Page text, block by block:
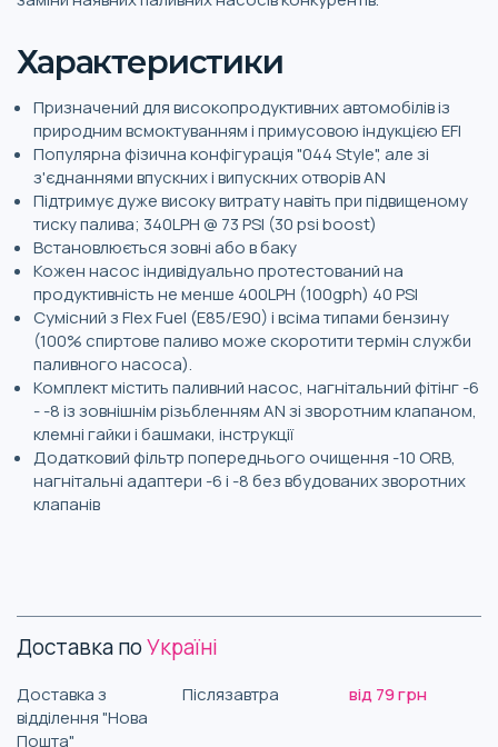
Характеристики
Призначений для високопродуктивних автомобілів із
природним всмоктуванням і примусовою індукцією EFI
Популярна фізична конфігурація "044 Style", але зі
з'єднаннями впускних і випускних отворів AN
Підтримує дуже високу витрату навіть при підвищеному
тиску палива; 340LPH @ 73 PSI (30 psi boost)
Встановлюється зовні або в баку
Кожен насос індивідуально протестований на
продуктивність не менше 400LPH (100gph) 40 PSI
Сумісний з Flex Fuel (E85/E90) і всіма типами бензину
(100% спиртове паливо може скоротити термін служби
паливного насоса).
Комплект містить паливний насос, нагнітальний фітінг -6
- -8 із зовнішнім різьбленням AN зі зворотним клапаном,
клемні гайки і башмаки, інструкції
Додатковий фільтр попереднього очищення -10 ORB,
нагнітальні адаптери -6 і -8 без вбудованих зворотних
клапанів
Доставка поУкраїні
Доставка з
відділення "Нова
Пошта"
Післязавтра від 79 грн